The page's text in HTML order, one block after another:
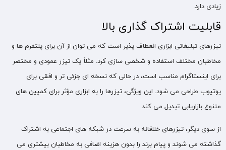
زیادی دارد.
قابلیت اشتراک‌ گذاری بالا
تیزرهای تبلیغاتی ابزاری انعطاف‌ پذیر است که می‌ توان از آن برای پلتفرم‌ ها و
مخاطبان مختلف استفاده و شخصی سازی کرد. مثلاً یک تیزر عمودی و مختصر
برای اینستاگرام مناسب است، در حالی که نسخه‌ ای جزئی‌ تر و افقی برای
یوتیوب طراحی می‌ شود. این ویژگی، تیزرها را به ابزاری مؤثر برای کمپین‌ های
متنوع بازاریابی تبدیل می‌ کند.
از سوی دیگر، تیزرهای خلاقانه به‌ سرعت در شبکه‌ های اجتماعی به اشتراک
گذاشته می‌ شوند و پیام برند را بدون هزینه اضافی به مخاطبان بیشتری می‌